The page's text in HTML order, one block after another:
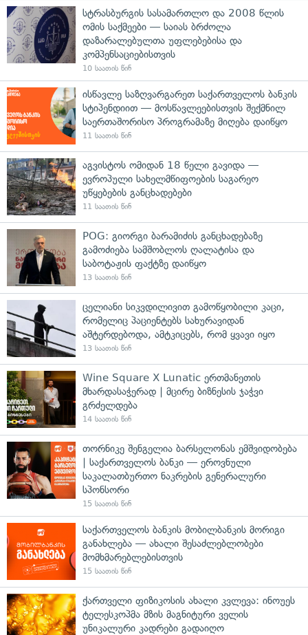
სტრასბურგის სასამართლო და 2008 წლის
ომის საქმეები — საიას ბრძოლა
დაზარალებულთა უფლებებისა და
კომპენსაციებისთვის
10 საათის წინ
ისწავლე საზღვარგარეთ საქართველოს ბანკის
სტიპენდიით — მოსწავლეებისთვის შექმნილ
საერთაშორისო პროგრამაზე მიღება დაიწყო
11 საათის წინ
აგვისტოს ომიდან 18 წელი გავიდა —
ევროპული სახელმწიფოების საგარეო
უწყებების განცხადებები
11 საათის წინ
POG: გიორგი ბარამიძის განცხადებაზე
გამოძიება სამშობლოს ღალატისა და
საბოტაჟის ფაქტზე დაიწყო
13 საათის წინ
ცელიანი სიკვდილივით გამოწყობილი კაცი,
რომელიც პაციენტებს სახურავიდან
აშტერდებოდა, ამტკიცებს, რომ ყვავი იყო
13 საათის წინ
Wine Square X Lunatic ერთმანეთის
მხარდასაჭერად | მცირე ბიზნესის ჯაჭვი
გრძელდება
14 საათის წინ
თორნიკე შენგელია ბარსელონას ემშვიდობება
| საქართველოს ბანკი — ეროვნული
საკალათბურთო ნაკრების გენერალური
სპონსორი
15 საათის წინ
საქართველოს ბანკის მობილბანკის მორიგი
განახლება — ახალი შესაძლებლობები
მომხმარებლებისთვის
15 საათის წინ
ქართველი ფიზიკოსის ახალი კვლევა: ინოუეს
ტელესკოპმა მზის მაგნიტური ველის
უნიკალური კადრები გადაიღო